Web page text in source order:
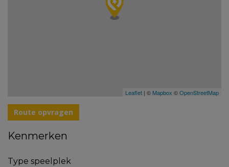
Leaflet | © Mapbox ©OpenStreetMap
Route opvragen
Kenmerken
Type speelplek